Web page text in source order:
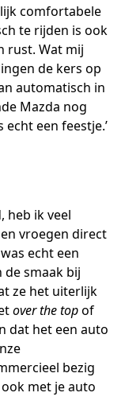
comfortabele
te rijden is ook
rust. Wat mij
de kers op
automatisch in
Mazda nog
een feestje.’
heb ik veel
vroegen direct
echt een
de smaak bij
ze het uiterlijk
overthe topof
dat het een auto
bezig
met je auto